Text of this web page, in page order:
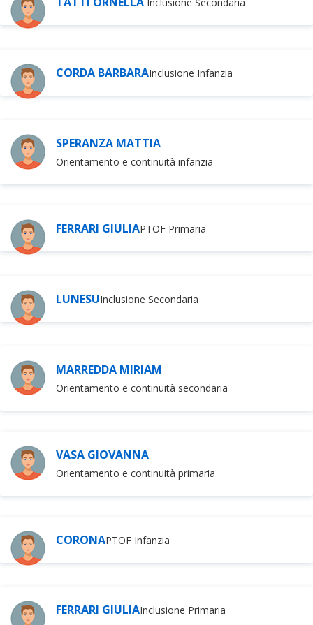
CORDA BARBARAInclusione Infanzia
SPERANZA MATTIA
Orientamento e continuità infanzia
FERRARI GIULIAPTOF Primaria
LUNESUInclusione Secondaria
MARREDDA MIRIAM
Orientamento e continuità secondaria
VASA GIOVANNA
Orientamento e continuità primaria
CORONAPTOF Infanzia
FERRARI GIULIAInclusione Primaria